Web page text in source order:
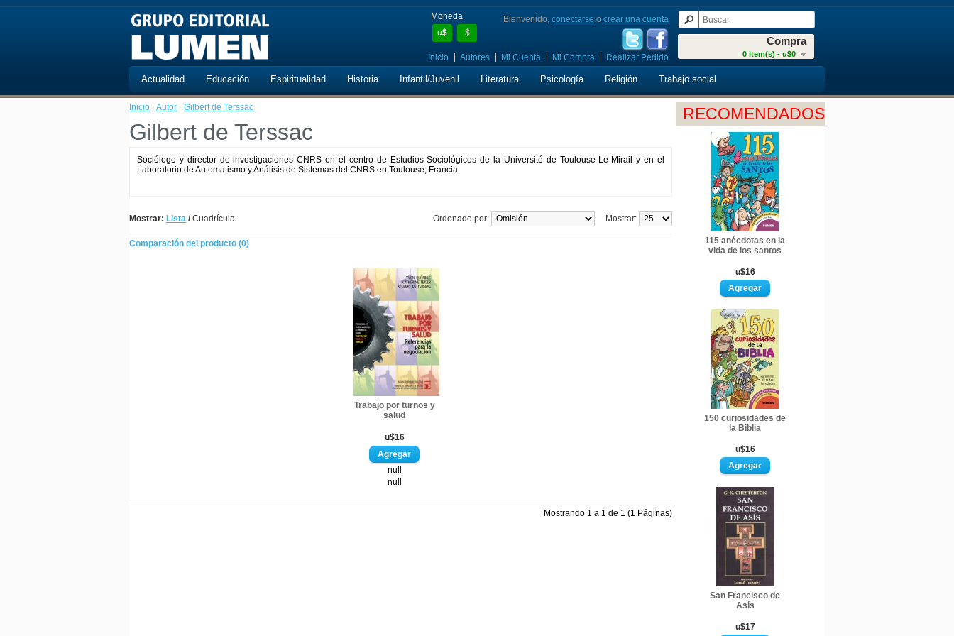
Moneda
u$
$
Compra
0 item(s) - u$0
Bienvenido, conectarse o crear una cuenta
Inicio Autores Mi Cuenta Mi Compra Realizar Pedido
Actualidad Educación Espiritualidad Historia Infantil/Juvenil Literatura Psicología Religión Trabajo social
RECOMENDADOS
115 anécdotas en la
vida de los santos
u$16
150 curiosidades de
la Biblia
u$16
San Francisco de
Asís
u$17
Inicio · Autor · Gilbert de Terssac
Gilbert de Terssac
Sociólogo y director de investigaciones CNRS en el centro de Estudios Sociológicos de la Université de Toulouse-Le Mirail y en el
Laboratorio de Automatismo y Análisis de Sistemas del CNRS en Toulouse, Francia.
Mostrar: Lista /Cuadrícula Mostrar:
Ordenado por:
Comparación del producto (0)
Trabajo por turnos y
salud
u$16
null
null
Mostrando 1 a 1 de 1 (1 Páginas)